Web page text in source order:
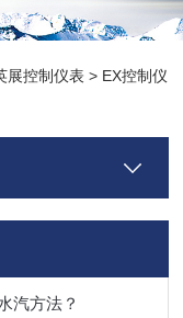
展控制仪表 > EX控制仪
汽方法？